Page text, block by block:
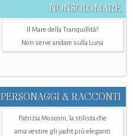
NONSOLOMARE
Il Mare della Tranquillità?
Non serve andare sulla Luna
PERSONAGGI & RACCONTI
Patrizia Mosconi, la stilista che
ama vestire gli yacht più eleganti